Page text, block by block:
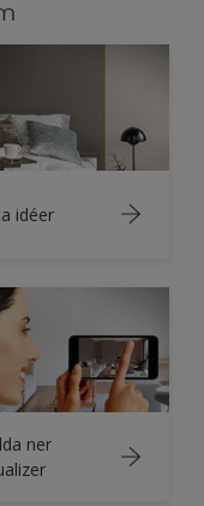
idéer
ner